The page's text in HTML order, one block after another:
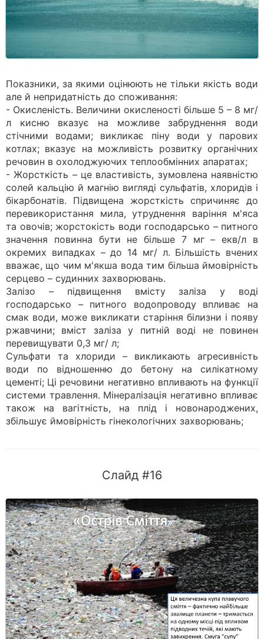
Показники, за якими оцінюють не тільки якість води
але й непридатність до споживання:
- Окисленість. Величини окисленості більше 5 – 8 мг/
л кисню вказує на можливе забруднення води
стічними водами; викликає піну води у парових
котлах; вказує на можливість розвитку органічних
речовин в охолоджуючих теплообмінних апаратах;
- Жорсткість – це властивість, зумовлена наявністю
солей кальцію й магнію вигляді сульфатів, хлоридів і
бікарбонатів. Підвищена жорсткість спричиняє до
перевикористання мила, утруднення варіння м'яса
та овочів; жорстокість води господарсько – питного
значення повинна бути не більше 7 мг – екв/л в
окремих випадках – до 14 мг/ л. Більшість вчених
вважає, що чим м'якша вода тим більша ймовірність
серцево – судинних захворювань.
Залізо – підвищення вмісту заліза у воді
господарсько – питного водопроводу впливає на
смак води, може викликати старіння білизни і появу
ржавчини; вміст заліза у питній воді не повинен
перевищувати 0,3 мг/ л;
Сульфати та хлориди – викликають агресивність
води по відношенню до бетону на силікатному
цементі; Ці речовини негативно впливають на функції
системи травлення. Мінералізація негативно впливає
також на вагітність, на плід і новонароджених,
збільшує ймовірність гінекологічних захворювань;
Слайд #16